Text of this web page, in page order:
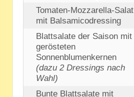
Tomaten-Mozzarella-Salat
mit Balsamicodressing
Blattsalate der Saison mit
gerösteten
Sonnenblumenkernen
(dazu 2 Dressings nach
Wahl)
Bunte Blattsalate mit